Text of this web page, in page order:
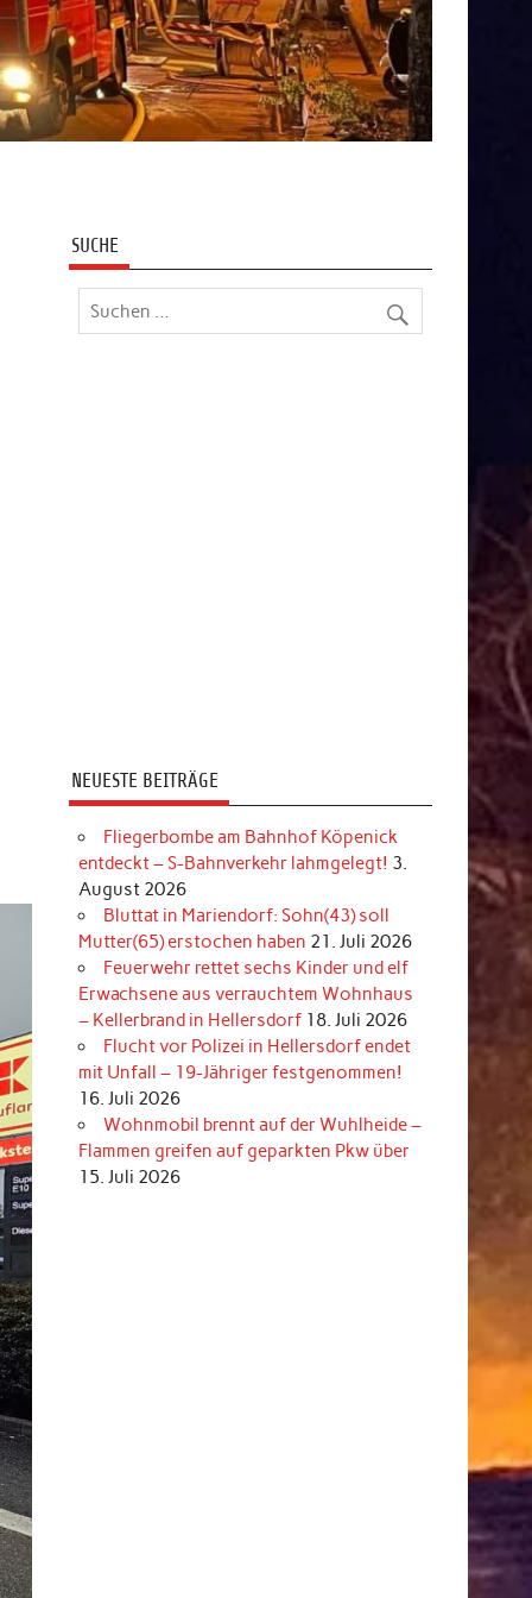
SUCHE
NEUESTE BEITRÄGE
Fliegerbombe am Bahnhof Köpenick
entdeckt – S-Bahnverkehr lahmgelegt! 3.
August 2026
Bluttat in Mariendorf: Sohn(43) soll
Mutter(65) erstochen haben 21. Juli 2026
Feuerwehr rettet sechs Kinder und elf
Erwachsene aus verrauchtem Wohnhaus
– Kellerbrand in Hellersdorf 18. Juli 2026
Flucht vor Polizei in Hellersdorf endet
mit Unfall – 19-Jähriger festgenommen!
16. Juli 2026
Wohnmobil brennt auf der Wuhlheide –
Flammen greifen auf geparkten Pkw über
15. Juli 2026